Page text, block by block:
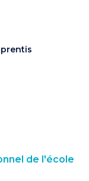
de l'école